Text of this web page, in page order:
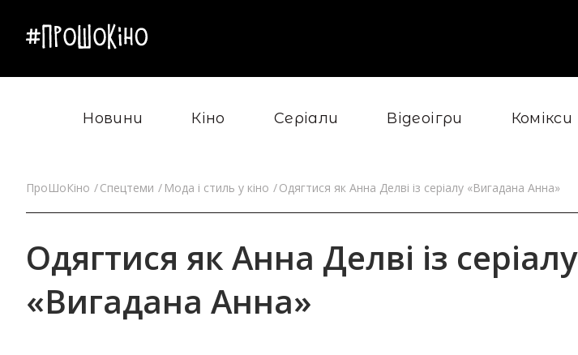
Новини Кіно Серіали Відеоігри Комікси
ПроШоКіно Спецтеми Мода і стиль у кіно Одягтися як Анна Делві із серіалу «Вигадана Анна»
Одягтися як Анна Делві із серіалу
«Вигадана Анна»